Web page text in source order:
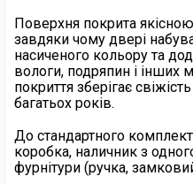
Поверхня покрита
завдяки чому двері
насиченого кольору та
вологи, подряпин і інших
покриття зберігає
багатьох років.
До стандартного
коробка, наличник з
фурнітури (ручка,